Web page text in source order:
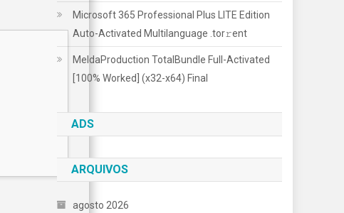
Microsoft 365 Professional Plus LITE Edition
Auto-Activated Multilanguage .tоr𝚛еnt
MeldaProduction TotalBundle Full-Activated
[100% Worked] (x32-x64) Final
ADS
ARQUIVOS
agosto 2026